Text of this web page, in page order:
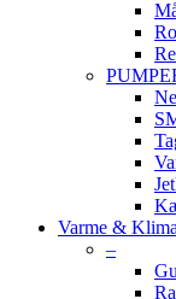
Varme & Klima
–